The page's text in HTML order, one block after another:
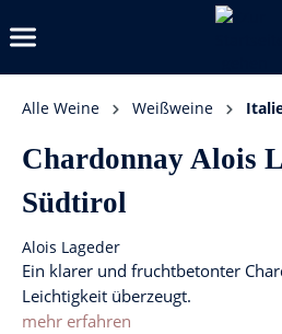
Alle Weine Weißweine
Chardonnay Alois
Südtirol
Alois Lageder
Ein klarer und fruchtbetonter
Leichtigkeit überzeugt.
mehr erfahren